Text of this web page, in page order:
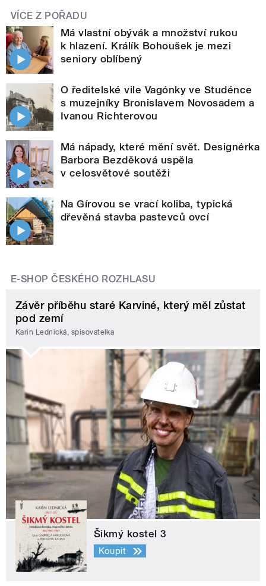
VÍCE Z POŘADU
Má vlastní obývák a množství rukou
k hlazení. Králík Bohoušek je mezi
seniory oblíbený
O ředitelské vile Vagónky ve Studénce
s muzejníky Bronislavem Novosadem a
Ivanou Richterovou
Má nápady, které mění svět. Designérka
Barbora Bezděková uspěla
v celosvětové soutěži
Na Gírovou se vrací koliba, typická
dřevěná stavba pastevců ovcí
E-SHOP ČESKÉHO ROZHLASU
Závěr příběhu staré Karviné, který měl zůstat
pod zemí
Karin Lednická, spisovatelka
Šikmý kostel 3
Koupit